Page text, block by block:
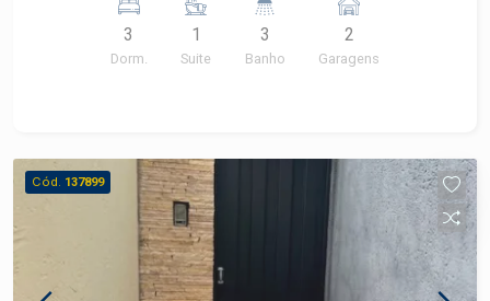
280 m² distribuídos em amplo jardim, vaga para 2
carros, sala 2 ambientes com piso em tábua
corrida. -Cozinha com armários, despensa. -
3
Dorm.
1
Suite
3
Banho
2
Garagens
Cód. 137899